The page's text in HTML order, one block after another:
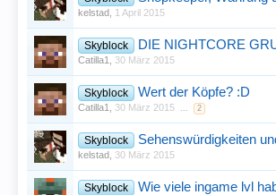
kelstad 1 April 2015
Skyblock DIE NIGHTCORE
Catilla1 30 März 2015
Skyblock Wert der Köpfe? :D
Catilla1 30 März 2015 ... 2
Skyblock Sehenswürdigkeiten
kelstad 30 März 2015
Skyblock Wie viele ingame lvl